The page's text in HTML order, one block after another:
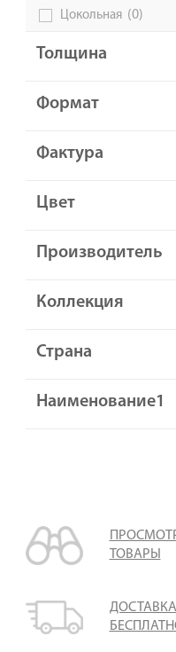
Цокольная (0)
Толщина
Формат
Фактура
Цвет
Производитель
Коллекция
Страна
Наименование1
ТОВАРЫ
ДОСТАВКА